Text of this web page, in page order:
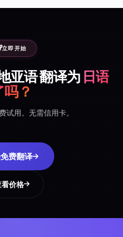
立即开始
亚语 翻译为日语
吗？
试用。无需信用卡。
费翻译
价格